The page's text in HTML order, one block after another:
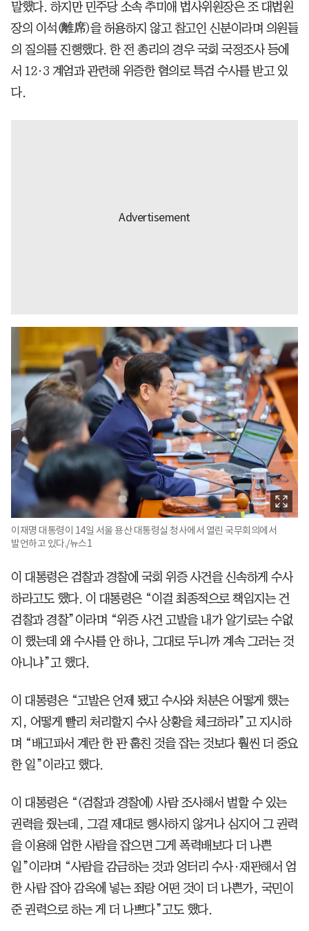
말했다. 하지만 민주당 소속 추미애 법사위원장은 조 대법원
장의 이석(離席)을 허용하지 않고 참고인 신분이라며 의원들
의 질의를 진행했다. 한 전 총리의 경우 국회 국정조사 등에
서 12·3 계엄과 관련해 위증한 혐의로 특검 수사를 받고 있
다.
이재명 대통령이 14일 서울 용산 대통령실 청사에서 열린 국무회의에서
발언하고 있다./뉴스1
이 대통령은 검찰과 경찰에 국회 위증 사건을 신속하게 수사
하라고도 했다. 이 대통령은 “이걸 최종적으로 책임지는 건
검찰과 경찰”이라며 “위증 사건 고발을 내가 알기로는 수없
이 했는데 왜 수사를 안 하나, 그대로 두니까 계속 그러는 것
아니냐”고 했다.
이 대통령은 “고발은 언제 됐고 수사와 처분은 어떻게 했는
지, 어떻게 빨리 처리할지 수사 상황을 체크하라”고 지시하
며 “배고파서 계란 한 판 훔친 것을 잡는 것보다 훨씬 더 중요
한 일”이라고 했다.
이 대통령은 “(검찰과 경찰에) 사람 조사해서 벌할 수 있는
권력을 줬는데, 그걸 제대로 행사하지 않거나 심지어 그 권력
을 이용해 엄한 사람을 잡으면 그게 폭력배보다 더 나쁜
일”이라며 “사람을 감금하는 것과 엉터리 수사·재판해서 엄
한 사람 잡아 감옥에 넣는 죄랑 어떤 것이 더 나쁜가, 국민이
준 권력으로 하는 게 더 나쁘다”고도 했다.